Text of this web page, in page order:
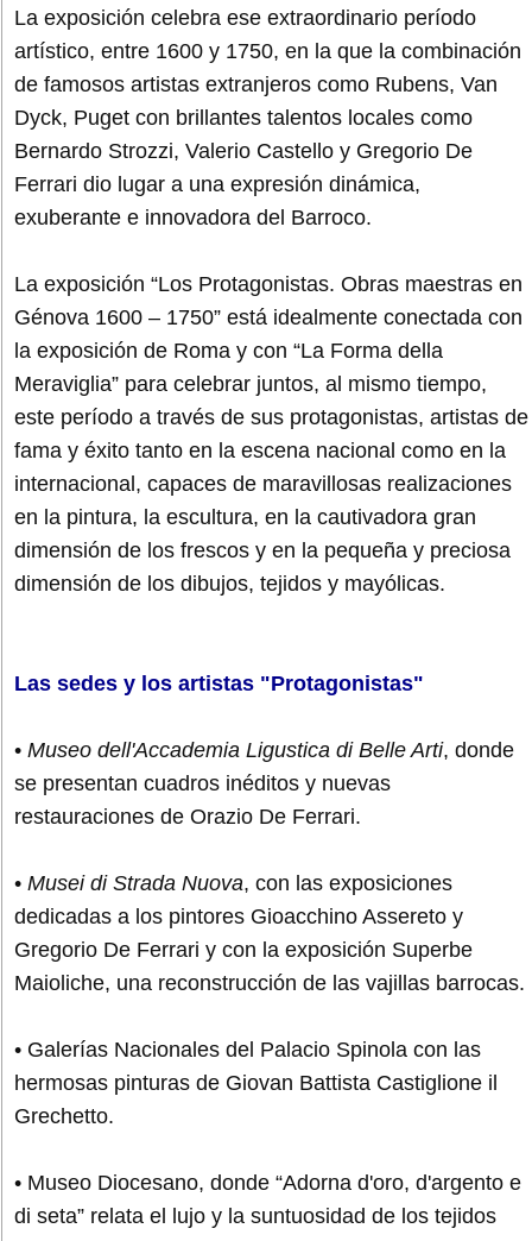
La exposición celebra ese extraordinario período
artístico, entre 1600 y 1750, en la que la combinación
de famosos artistas extranjeros como Rubens, Van
Dyck, Puget con brillantes talentos locales como
Bernardo Strozzi, Valerio Castello y Gregorio De
Ferrari dio lugar a una expresión dinámica,
exuberante e innovadora del Barroco.
La exposición “Los Protagonistas. Obras maestras en
Génova 1600 – 1750” está idealmente conectada con
la exposición de Roma y con “La Forma della
Meraviglia” para celebrar juntos, al mismo tiempo,
este período a través de sus protagonistas, artistas de
fama y éxito tanto en la escena nacional como en la
internacional, capaces de maravillosas realizaciones
en la pintura, la escultura, en la cautivadora gran
dimensión de los frescos y en la pequeña y preciosa
dimensión de los dibujos, tejidos y mayólicas.
Las sedes y los artistas "Protagonistas"
• Museo dell'Accademia Ligustica di Belle Arti, donde
se presentan cuadros inéditos y nuevas
restauraciones de Orazio De Ferrari.
• Musei di Strada Nuova, con las exposiciones
dedicadas a los pintores Gioacchino Assereto y
Gregorio De Ferrari y con la exposición Superbe
Maioliche, una reconstrucción de las vajillas barrocas.
• Galerías Nacionales del Palacio Spinola con las
hermosas pinturas de Giovan Battista Castiglione il
Grechetto.
• Museo Diocesano, donde “Adorna d'oro, d'argento e
di seta” relata el lujo y la suntuosidad de los tejidos